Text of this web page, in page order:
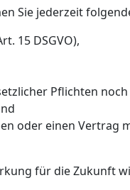
Sie jederzeit
15 DSGVO),
Pflichten noch
oder einen Vertrag
für die Zukunft